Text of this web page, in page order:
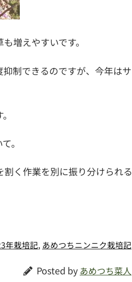
増えやすいです。
制できるのですが、今年はサ
。
く作業を別に振り分けられる
年栽培記, あめつちニンニク栽培記
Posted by あめつち菜人